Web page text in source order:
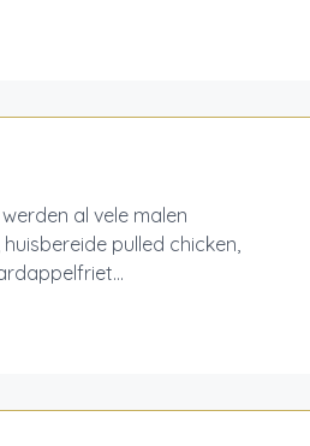
al vele malen
pulled chicken,